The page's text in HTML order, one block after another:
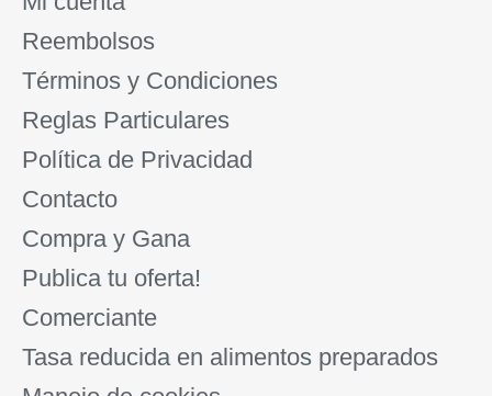
Reembolsos
Términos y Condiciones
Reglas Particulares
Política de Privacidad
Contacto
Compra y Gana
Publica tu oferta!
Comerciante
Tasa reducida en alimentos preparados